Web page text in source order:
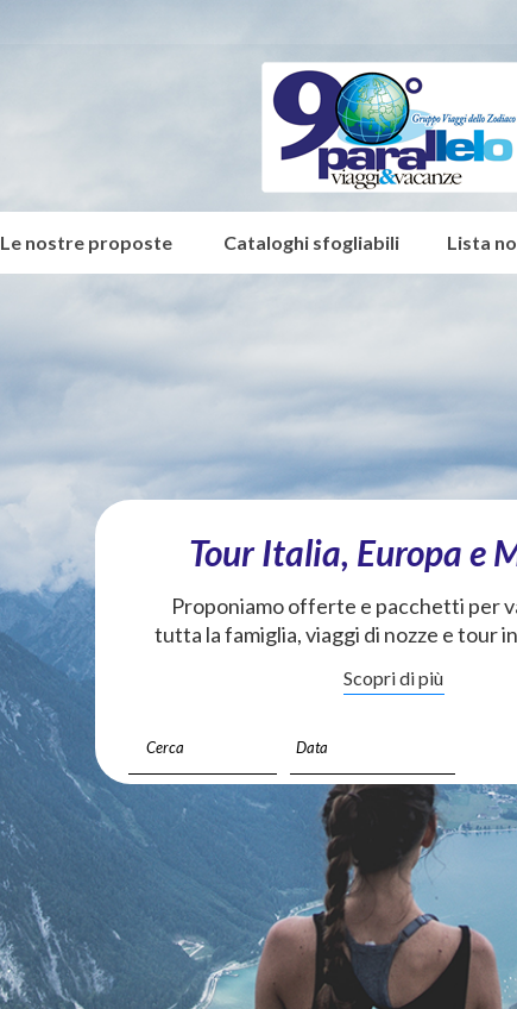
Le nostre proposte Cataloghi sfogliabili Lista
Tour Italia, Europa e
Proponiamo offerte e pacchetti per
tutta la famiglia, viaggi di nozze e tour
Scopri di più